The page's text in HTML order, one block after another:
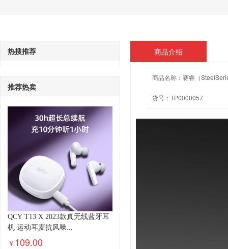
热搜推荐
推荐热卖
QCY T13 X 2023款真无线蓝牙耳
机 运动耳麦抗风噪...
￥ 109.00
商品介绍
商品名称： 赛睿（
货号： TP0000057